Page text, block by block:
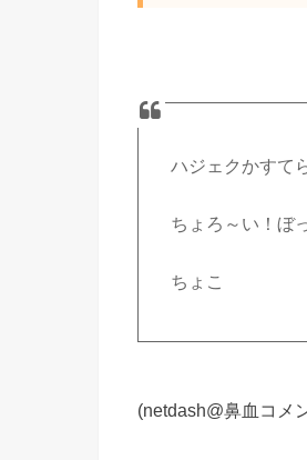
ハジェクかすて
ちょろ～い！ぼ
ちょこ
(netdash@鼻血コメ